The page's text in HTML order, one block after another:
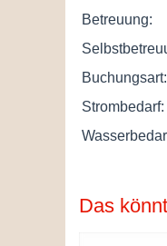
Betreuung:
Buchungsart:
Strombedarf:
Das